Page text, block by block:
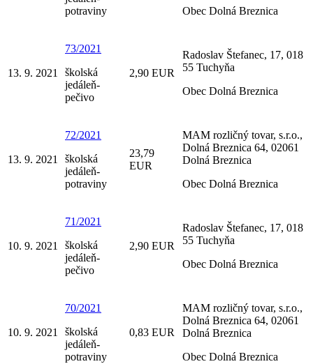
potraviny
Obec Dolná Breznica
13. 9. 2021
73/2021
školská
jedáleň-
pečivo
2,90 EUR
Radoslav Štefanec, 17, 018
55 Tuchyňa
Obec Dolná Breznica
13. 9. 2021
72/2021
školská
jedáleň-
potraviny
23,79
EUR
MAM rozličný tovar, s.r.o.,
Dolná Breznica 64, 02061
Dolná Breznica
Obec Dolná Breznica
10. 9. 2021
71/2021
školská
jedáleň-
pečivo
2,90 EUR
Radoslav Štefanec, 17, 018
55 Tuchyňa
Obec Dolná Breznica
10. 9. 2021
70/2021
školská
jedáleň-
potraviny
0,83 EUR
MAM rozličný tovar, s.r.o.,
Dolná Breznica 64, 02061
Dolná Breznica
Obec Dolná Breznica